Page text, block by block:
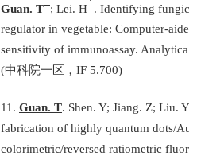
Guan. T ; Lei. H . Identifying
regulator in vegetable: Computer-
sensitivity of immunoassay. Analytica
(中科院一区， IF 5.700)
11 . Guan. T. Shen. Y; Jiang. Z; Liu.
fabrication of highly quantum dots/
colorimetric/reversed ratiometric